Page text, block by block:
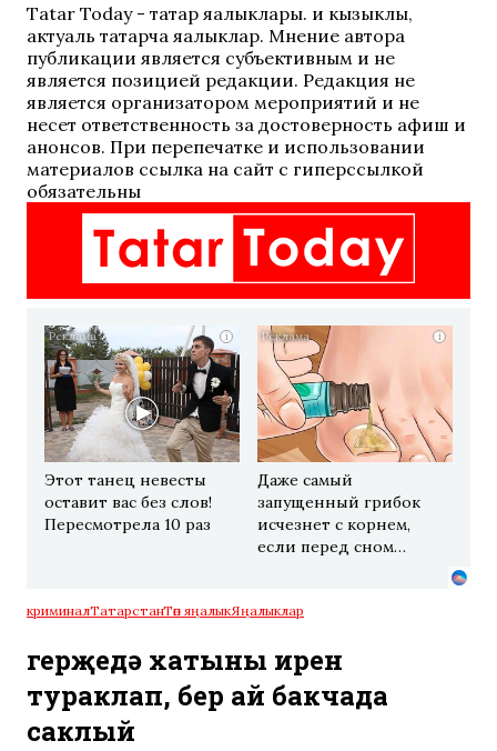
Tatar Today - татар яңалыклары. иң кызыклы,
актуаль татарча яңалыклар. Мнение автора
публикации является субъективным и не
является позицией редакции. Редакция не
является организатором мероприятий и не
несет ответственность за достоверность афиш и
анонсов. При перепечатке и использовании
материалов ссылка на сайт с гиперссылкой
обязательны
i
Этот танец невесты
оставит вас без слов!
Пересмотрела 10 раз
i
Даже самый
запущенный грибок
исчезнет с корнем,
если перед сном…
криминалТатарстанТөп яңалыкЯңалыклар
Әгерҗедә хатыны ирен
тураклап, бер ай бакчада
саклый